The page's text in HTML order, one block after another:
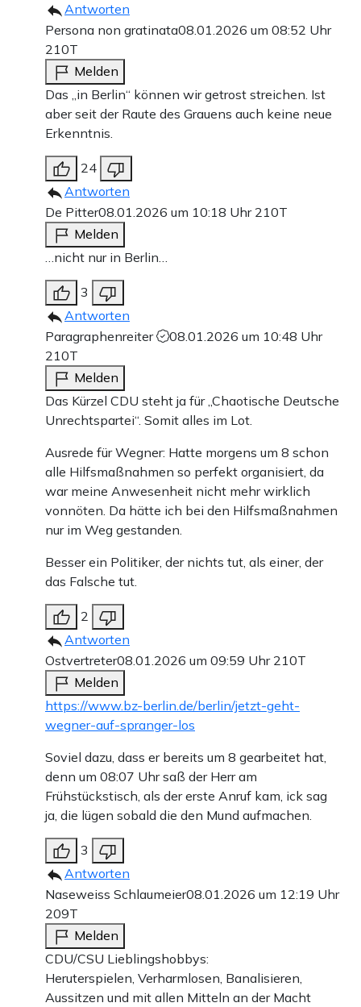
Antworten
Persona non gratinata08.01.2026 um 08:52 Uhr
210T
Melden
Das „in Berlin“ können wir getrost streichen. Ist
aber seit der Raute des Grauens auch keine neue
Erkenntnis.
24
Antworten
De Pitter08.01.2026 um 10:18 Uhr 210T
Melden
…nicht nur in Berlin…
3
Antworten
Paragraphenreiter
08.01.2026 um 10:48 Uhr
210T
Melden
Das Kürzel CDU steht ja für „Chaotische Deutsche
Unrechtspartei“. Somit alles im Lot.
Ausrede für Wegner: Hatte morgens um 8 schon
alle Hilfsmaßnahmen so perfekt organisiert, da
war meine Anwesenheit nicht mehr wirklich
vonnöten. Da hätte ich bei den Hilfsmaßnahmen
nur im Weg gestanden.
Besser ein Politiker, der nichts tut, als einer, der
das Falsche tut.
2
Antworten
Ostvertreter08.01.2026 um 09:59 Uhr 210T
Melden
https://www.bz-berlin.de/berlin/jetzt-geht-
wegner-auf-spranger-los
Soviel dazu, dass er bereits um 8 gearbeitet hat,
denn um 08:07 Uhr saß der Herr am
Frühstückstisch, als der erste Anruf kam, ick sag
ja, die lügen sobald die den Mund aufmachen.
3
Antworten
Naseweiss Schlaumeier08.01.2026 um 12:19 Uhr
209T
Melden
CDU/CSU Lieblingshobbys:
Heruterspielen, Verharmlosen, Banalisieren,
Aussitzen und mit allen Mitteln an der Macht